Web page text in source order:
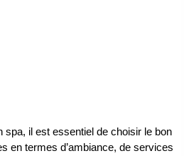
spa, il est essentiel de choisir le bon
en termes d’ambiance, de services